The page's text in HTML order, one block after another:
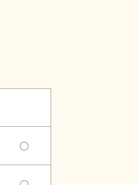
新商品・おすすめ商品
〇